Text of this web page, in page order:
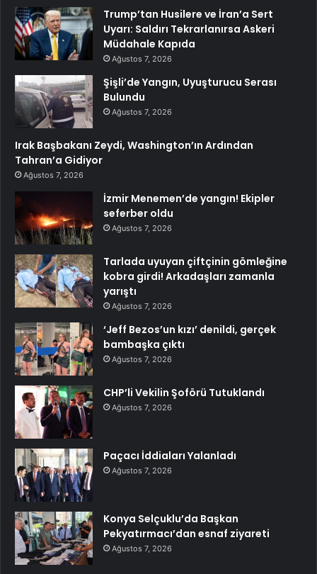
Trump’tan Husilere ve İran’a Sert
Uyarı: Saldırı Tekrarlanırsa Askeri
Müdahale Kapıda
Ağustos 7, 2026
Şişli’de Yangın, Uyuşturucu Serası
Bulundu
Ağustos 7, 2026
Irak Başbakanı Zeydi, Washington’ın Ardından
Tahran’a Gidiyor
Ağustos 7, 2026
İzmir Menemen’de yangın! Ekipler
seferber oldu
Ağustos 7, 2026
Tarlada uyuyan çiftçinin gömleğine
kobra girdi! Arkadaşları zamanla
yarıştı
Ağustos 7, 2026
‘Jeff Bezos’un kızı’ denildi, gerçek
bambaşka çıktı
Ağustos 7, 2026
CHP’li Vekilin Şoförü Tutuklandı
Ağustos 7, 2026
Paçacı İddiaları Yalanladı
Ağustos 7, 2026
Konya Selçuklu’da Başkan
Pekyatırmacı’dan esnaf ziyareti
Ağustos 7, 2026